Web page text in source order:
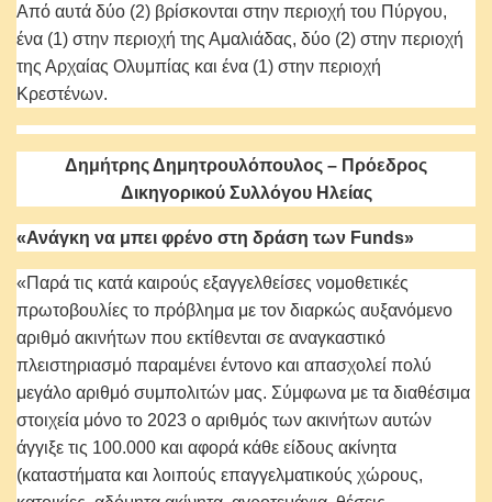
Από αυτά δύο (2) βρίσκονται στην περιοχή του Πύργου,
ένα (1) στην περιοχή της Αμαλιάδας, δύο (2) στην περιοχή
της Αρχαίας Ολυμπίας και ένα (1) στην περιοχή
Κρεστένων.
Δημήτρης Δημητρουλόπουλος – Πρόεδρος
Δικηγορικού Συλλόγου Ηλείας
«Ανάγκη να μπει φρένο στη δράση των Funds»
«Παρά τις κατά καιρούς εξαγγελθείσες νομοθετικές
πρωτοβουλίες το πρόβλημα με τον διαρκώς αυξανόμενο
αριθμό ακινήτων που εκτίθενται σε αναγκαστικό
πλειστηριασμό παραμένει έντονο και απασχολεί πολύ
μεγάλο αριθμό συμπολιτών μας. Σύμφωνα με τα διαθέσιμα
στοιχεία μόνο το 2023 ο αριθμός των ακινήτων αυτών
άγγιξε τις 100.000 και αφορά κάθε είδους ακίνητα
(καταστήματα και λοιπούς επαγγελματικούς χώρους,